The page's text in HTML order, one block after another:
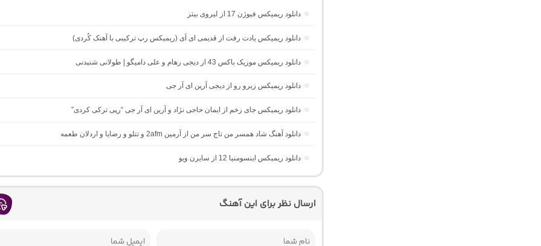
دانلود ریمیکس فیوژن 17 از لیروی بیتز
دانلود ریمیکس یادت رفت از قدیمی ای آی (ریمیکس رپ ترکیبی با آهنک کُردی)
دانلود ریمیکس موزیک باکس 43 از دیجی رهام و علی دامیگو | طولانی شنیدنی
دانلود ریمیکس زیرو رو از دیجی آرین ای آر جی
دانلود ریمیکس جای زخم از ایمان حاجی نژاد و آرین ای آر جی “رپی ترکی کردی”
دانلود آهنگ شاد همسر من تاج سر من از آرمین 2afm و تتلو و رضایا و اردلان طعمه
دانلود ریمیکس اینسومنیا 12 از سایرن ویو
ارسال نظر برای این آهنگ